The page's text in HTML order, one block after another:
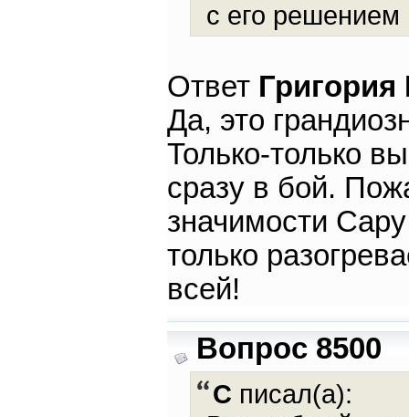
с его решением
Ответ
Да, это
Только-только
сразу в бой.
значимости
только
всей!
Вопрос 8500
С писал(а):